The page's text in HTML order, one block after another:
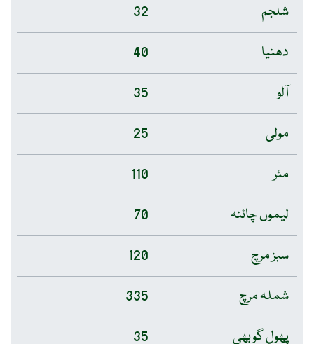
شلجم
32
دھنیا
40
آلو
35
مولی
25
مٹر
110
لیموں چائنہ
70
سبز مرچ
120
شملہ مرچ
335
پھول گوبھی
35